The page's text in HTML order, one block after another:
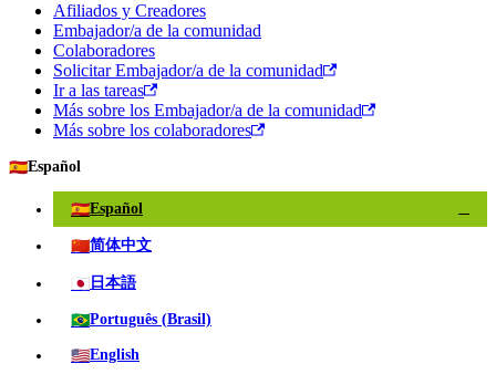
Afiliados y Creadores
Embajador/a de la comunidad
Colaboradores
Solicitar Embajador/a de la comunidad
Ir a las tareas
Más sobre los Embajador/a de la comunidad
Más sobre los colaboradores
🇪🇸Español
🇪🇸Español
🇨🇳简体中文
🇯🇵 日本語
🇧🇷Português (Brasil)
🇺🇸English